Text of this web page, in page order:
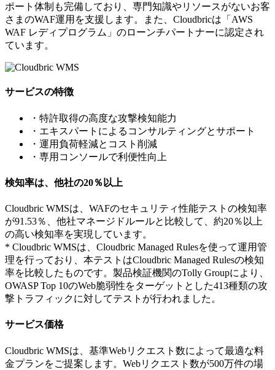
ポート体制も完備しており、専門知識やリソースがないお客
さまのWAF運用を支援します。また、Cloudbricは「AWS
WAF レディプログラム」のローンチパートナーに認定され
ています。
サービスの特徴
・特許取得の高度な攻撃検知能力
・エキスパートによるコンサルティングとサポート
・運用負荷軽減とコスト削減
・専用コンソールで利便性向上
検知率は、他社の20％以上
Cloudbric WMSは、WAFのセキュリティ性能テストの検知率
が91.53％、他社マネージドルールと比較して、約20％以上
の高い検知率を実現しています。
* Cloudbric WMSは、Cloudbric Managed Rulesを使って運用管
理を行っており、本テストはCloudbric Managed Rulesの検知
率を比較したものです。製品検証機関のTolly Groupにより、
OWASP Top 10のWeb脆弱性をターゲットとした413種類の攻
撃トラフィックに対してテストが行われました。
サービス価格
Cloudbric WMSは、基準Webリクエスト数によって最適な料
金プランをご提案します。Webリクエスト数が500万件の場